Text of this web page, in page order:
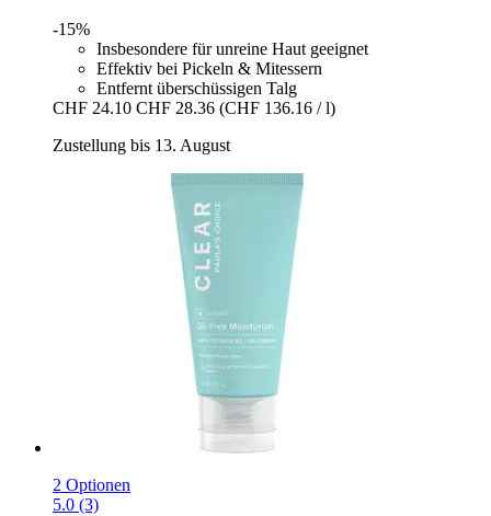
-15%
Insbesondere für unreine Haut geeignet
Effektiv bei Pickeln & Mitessern
Entfernt überschüssigen Talg
CHF 24.10 CHF 28.36 (CHF 136.16 / l)
Zustellung bis 13. August
2 Optionen
5.0 (3)